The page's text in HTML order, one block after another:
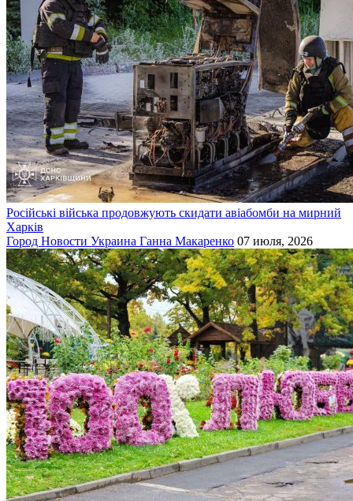
Російські війська продовжують скидати авіабомби на мирний
Харків
Город Новости Украина Ганна Макаренко 07 июля, 2026